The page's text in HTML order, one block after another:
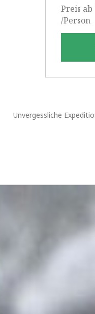
Preis ab
/Person
Unvergessliche